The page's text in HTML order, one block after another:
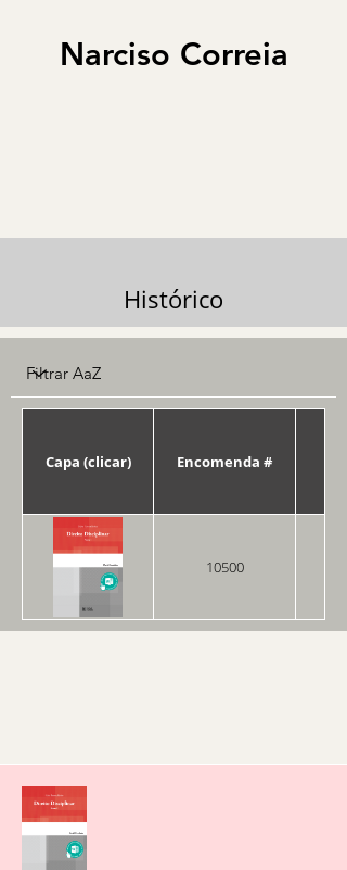
Narciso Correia
Histórico
Capa (clicar) Encomenda #
10500